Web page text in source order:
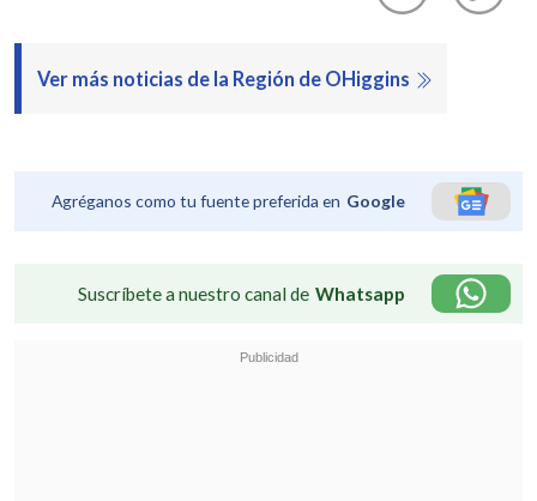
Ver más noticias de la Región de OHiggins
Agréganos como tu fuente preferida en Google
Suscríbete a nuestro canal de Whatsapp